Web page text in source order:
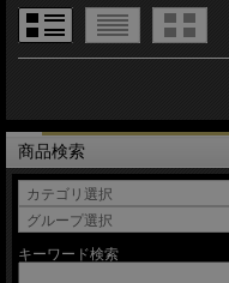
商品検索
キーワード検索